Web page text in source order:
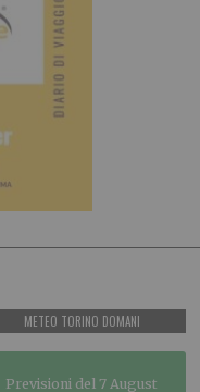
METEO TORINO DOMANI
Previsioni del 7 August